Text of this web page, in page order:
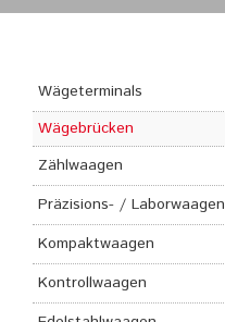
Wägeterminals
Wägebrücken
Zählwaagen
Präzisions- / Laborwaagen
Kompaktwaagen
Kontrollwaagen